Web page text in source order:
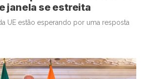
janela se estreita
UE estão esperando por uma resposta